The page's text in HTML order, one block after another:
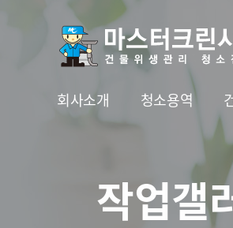
회사소개 청소용역
작업갤